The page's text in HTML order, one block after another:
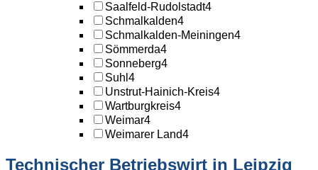
Saalfeld-Rudolstadt4
Schmalkalden4
Schmalkalden-Meiningen4
Sömmerda4
Sonneberg4
Suhl 4
Unstrut-Hainich-Kreis4
Wartburgkreis4
Weimar4
Weimarer Land4
Technischer Betriebswirt in Leipzig